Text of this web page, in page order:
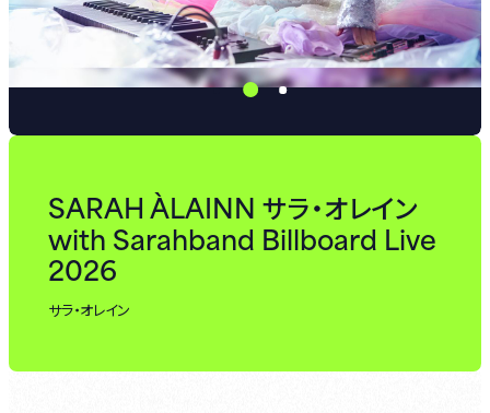
SARAH ÀLAINN サラ・オレイン
with Sarahband Billboard Live
2026
サラ・オレイン